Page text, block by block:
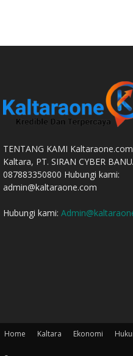
TENTANG KAMI
Kaltara, PT. SIRAN CYBER
087883350800 Hubungi kami:
admin@kaltaraone.com
Hubungi kami:
Home Kaltara Ekonomi